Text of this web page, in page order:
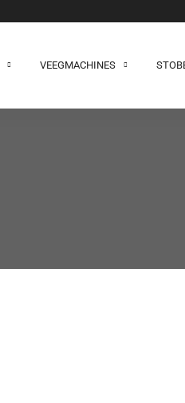
VEEGMACHINES